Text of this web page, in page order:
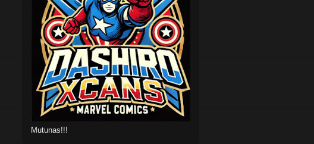
Mutunas!!!